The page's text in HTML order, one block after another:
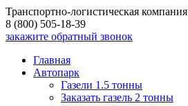
Транспортно-логистическая компания
8 (800) 505-18-39
закажите обратный звонок
Главная
Автопарк
Газели 1.5 тонны
Заказать газель 2 тонны